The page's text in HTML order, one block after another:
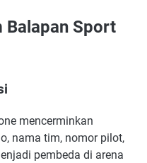
Balapan Sport
mencerminkan
nama tim, nomor pilot,
pembeda di arena